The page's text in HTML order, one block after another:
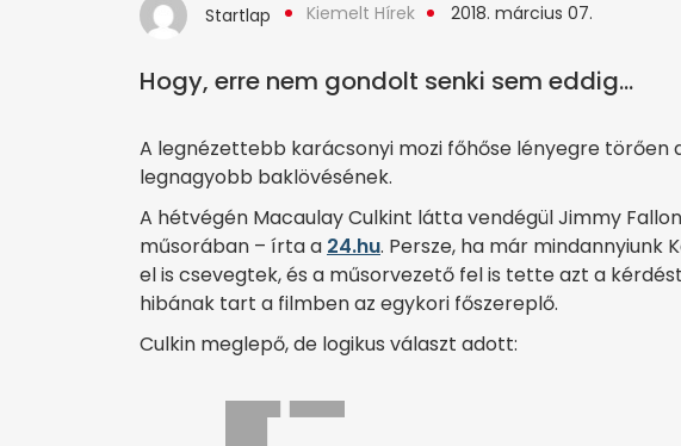
Startlap Kiemelt Hírek 2018. március 07.
Hogy, erre nem gondolt senki sem eddig...
A legnézettebb karácsonyi mozi főhőse lényegre törően
legnagyobb baklövésének.
A hétvégén Macaulay Culkint látta vendégül Jimmy
műsorában – írta a 24.hu. Persze, ha már mindannyiunk
el is csevegtek, és a műsorvezető fel is tette azt a
hibának tart a filmben az egykori főszereplő.
Culkin meglepő, de logikus választ adott: